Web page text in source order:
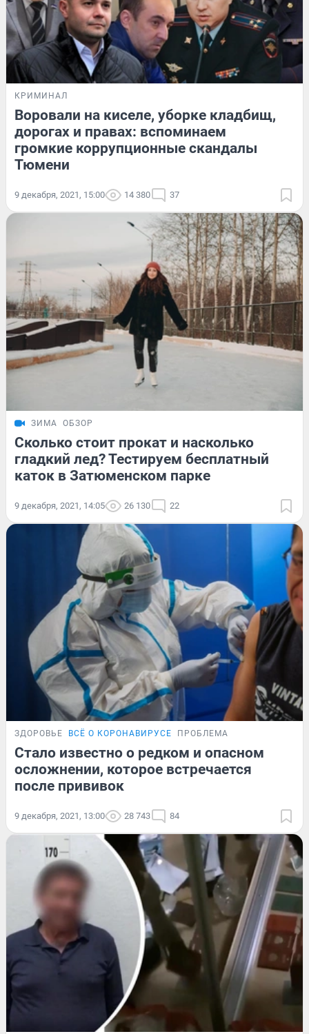
КРИМИНАЛ
Воровали на киселе, уборке кладбищ,
дорогах и правах: вспоминаем
громкие коррупционные скандалы
Тюмени
9 декабря, 2021, 15:00 14 380 37
ЗИМА ОБЗОР
Сколько стоит прокат и насколько
гладкий лед? Тестируем бесплатный
каток в Затюменском парке
9 декабря, 2021, 14:05 26 130 22
ЗДОРОВЬЕ ВСЁ О КОРОНАВИРУСЕ ПРОБЛЕМА
Стало известно о редком и опасном
осложнении, которое встречается
после прививок
9 декабря, 2021, 13:00 28 743 84